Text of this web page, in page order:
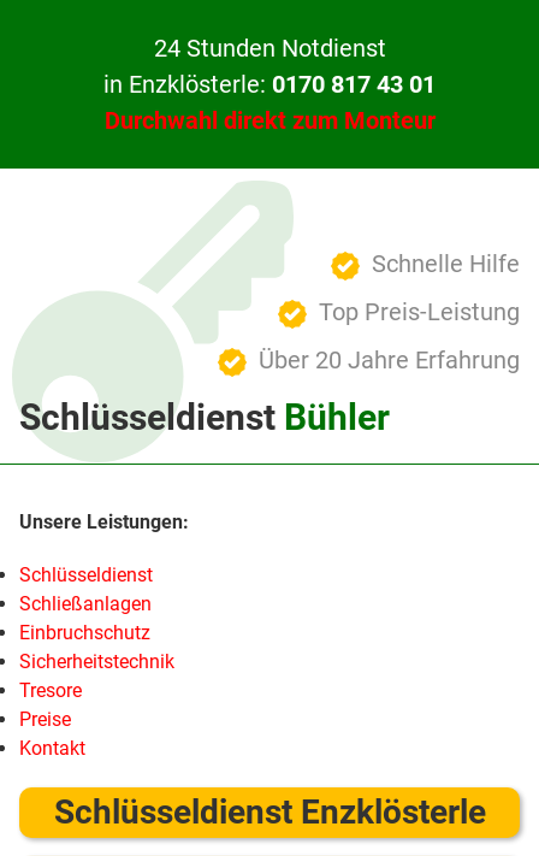
24 Stunden Notdienst
in Enzklösterle: 0170 817 43 01
Durchwahl direkt zum Monteur
Schnelle Hilfe
Top Preis-Leistung
Über 20 Jahre Erfahrung
Schlüsseldienst Bühler
Schlüsseldienst
Schließanlagen
Einbruchschutz
Sicherheitstechnik
Tresore
Preise
Kontakt
Schlüsseldienst Enzklösterle